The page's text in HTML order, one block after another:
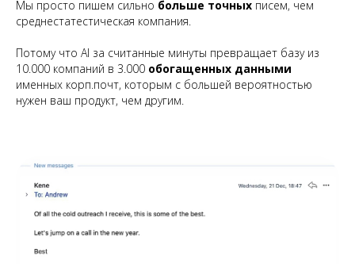
Мы просто пишем сильно больше точных писем, чем
среднестатестическая компания.
Потому что AI за считанные минуты превращает базу из
10.000 компаний в 3.000 обогащенных данными
именных корп.почт, которым с большей вероятностью
нужен ваш продукт, чем другим.